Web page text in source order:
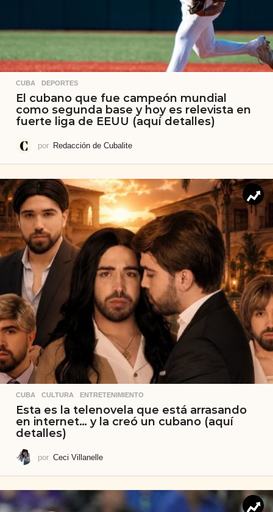
CUBA ,DEPORTES
El cubano que fue campeón mundial
como segunda base y hoy es relevista en
fuerte liga de EEUU (aquí detalles)
por Redacción de Cubalite
CUBA ,CULTURA ,ENTRETENIMIENTO
Esta es la telenovela que está arrasando
en internet… y la creó un cubano (aquí
detalles)
por Ceci Villanelle